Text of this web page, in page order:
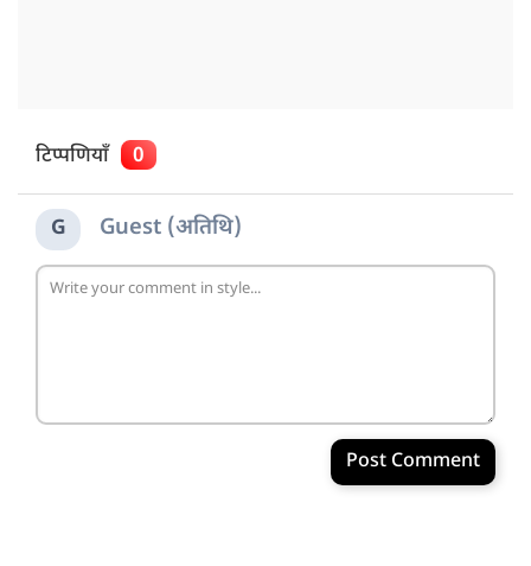
टिप्पणियाँ 0
G Guest (अतिथि)
Post Comment